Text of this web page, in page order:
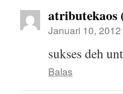
atributekaos
Januari 10,
sukses deh
Balas